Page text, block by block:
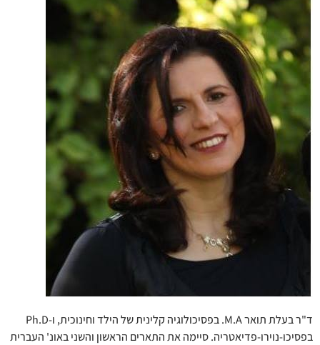
ד"ר בעלת תואר M.A. בפסיכולוגיה קלינית של הילד וחינוכית, ו-Ph.D
בפסיכו-נוירו-פדיאטריה. סיימה את התארים הראשון והשני באונ' העברית